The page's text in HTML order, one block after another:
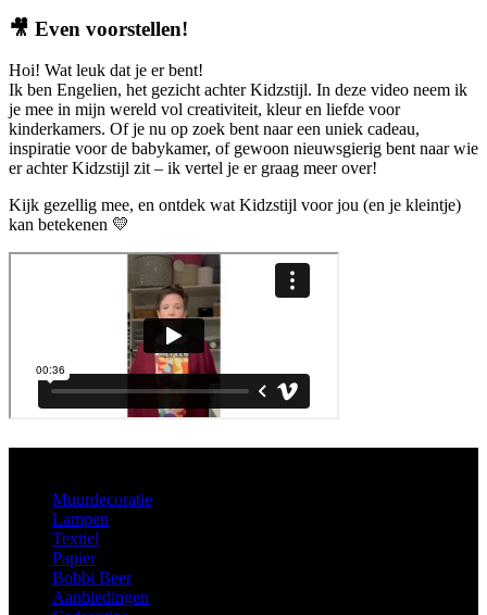
🎥 Even voorstellen!
Hoi! Wat leuk dat je er bent!
Ik ben Engelien, het gezicht achter Kidzstijl. In deze video neem ik
je mee in mijn wereld vol creativiteit, kleur en liefde voor
kinderkamers. Of je nu op zoek bent naar een uniek cadeau,
inspiratie voor de babykamer, of gewoon nieuwsgierig bent naar wie
er achter Kidzstijl zit – ik vertel je er graag meer over!
Kijk gezellig mee, en ontdek wat Kidzstijl voor jou (en je kleintje)
kan betekenen 💛
Muurdecoratie
Lampen
Textiel
Papier
Bobbi Beer
Aanbiedingen